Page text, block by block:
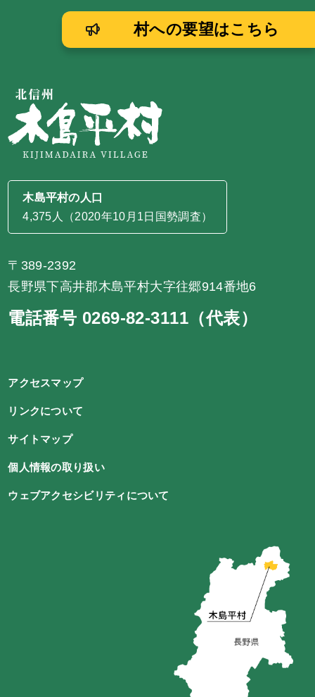
木島平村の人口
4,375人（2020年10月1日国勢調査）
〒389-2392
長野県下高井郡木島平村大字往郷914番地6
電話番号 0269-82-3111（代表）
村への要望はこちら
アクセスマップ
リンクについて
サイトマップ
個人情報の取り扱い
ウェブアクセシビリティについて